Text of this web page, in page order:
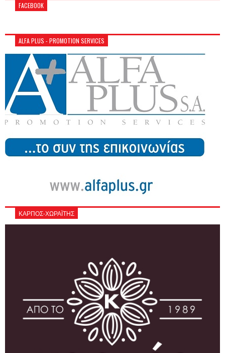
FACEBOOK
ALFA PLUS - PROMOTION SERVICES
ΚΑΡΠΟΣ-ΧΩΡΑΪΤΗΣ